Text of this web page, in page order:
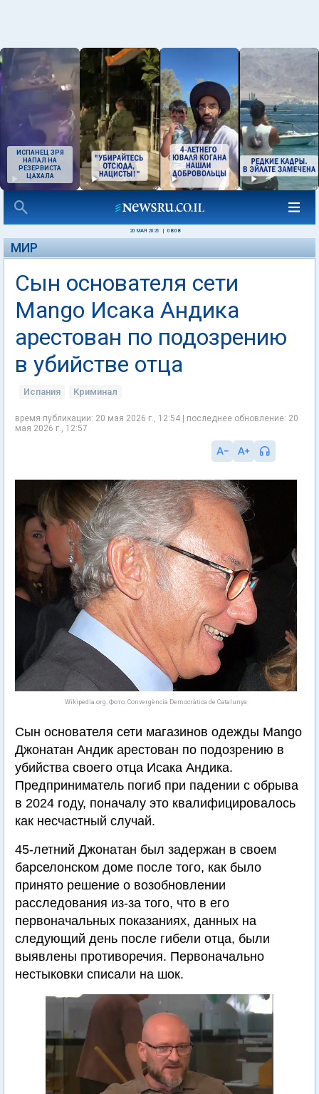
ИСПАНЕЦ ЗРЯ
НАПАЛ НА
РЕЗЕРВИСТА
ЦАХАЛА
20 МАЯ 2026 08:08
МИР
Сын основателя сети
Mango Исака Андика
арестован по подозрению
в убийстве отца
Испания Криминал
время публикации: 20 мая 2026 г., 12:54 | последнее обновление: 20
мая 2026 г., 12:57
Wikipedia.org. Фото: Convergència Democràtica de Catalunya
Сын основателя сети магазинов одежды Mango
Джонатан Андик арестован по подозрению в
убийства своего отца Исака Андика.
Предприниматель погиб при падении с обрыва
в 2024 году, поначалу это квалифицировалось
как несчастный случай.
45-летний Джонатан был задержан в своем
барселонском доме после того, как было
принято решение о возобновлении
расследования из-за того, что в его
первоначальных показаниях, данных на
следующий день после гибели отца, были
выявлены противоречия. Первоначально
нестыковки списали на шок.